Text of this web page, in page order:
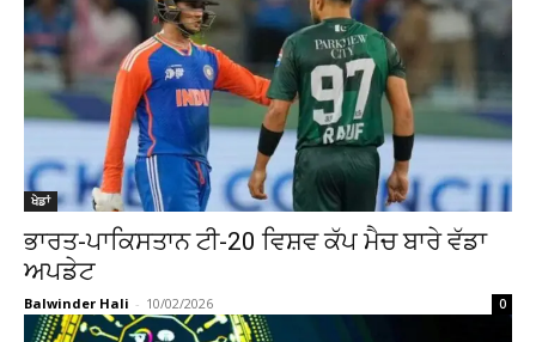
ਖੇਡਾਂ
ਭਾਰਤ-ਪਾਕਿਸਤਾਨ ਟੀ-20 ਵਿਸ਼ਵ ਕੱਪ ਮੈਚ ਬਾਰੇ ਵੱਡਾ
ਅਪਡੇਟ
Balwinder Hali - 10/02/2026 0